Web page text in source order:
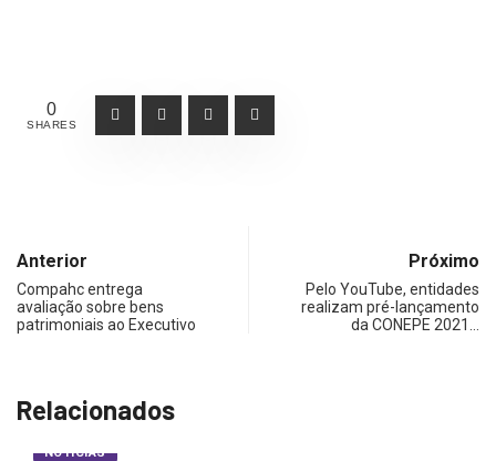
0
SHARES
Anterior
Compahc entrega
avaliação sobre bens
patrimoniais ao Executivo
Próximo
Pelo YouTube, entidades
realizam pré-lançamento
da CONEPE 2021…
Relacionados
NOTÍCIAS